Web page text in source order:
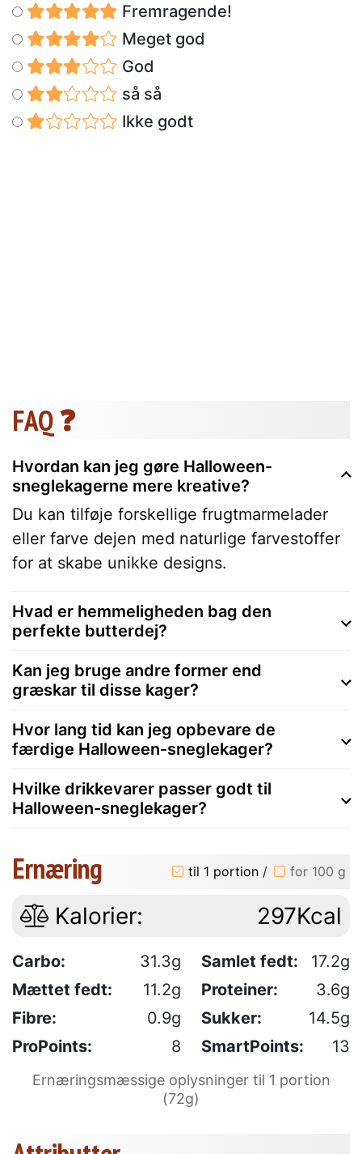
Fremragende!
Meget god
God
så så
Ikke godt
FAQ ❓
Hvordan kan jeg gøre Halloween-
sneglekagerne mere kreative?
Du kan tilføje forskellige frugtmarmelader
eller farve dejen med naturlige farvestoffer
for at skabe unikke designs.
Hvad er hemmeligheden bag den
perfekte butterdej?
Kan jeg bruge andre former end
græskar til disse kager?
Hvor lang tid kan jeg opbevare de
færdige Halloween-sneglekager?
Hvilke drikkevarer passer godt til
Halloween-sneglekager?
Ernæring til 1 portion / for 100 g
Kalorier: 297Kcal
Carbo: 31.3g Samlet fedt:
17.2g
Mættet fedt:
11.2g Proteiner:
3.6g
Fibre:
0.9g Sukker:
14.5g
ProPoints:
8 SmartPoints: 13
Ernæringsmæssige oplysninger til 1 portion
(72g)